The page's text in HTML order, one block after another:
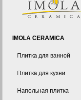
IMOLA CERAMICA
Плитка для ванной
Плитка для кухни
Напольная плитка